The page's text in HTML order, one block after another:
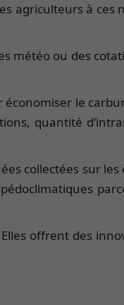
agriculteurs à ces
météo ou des
économiser le
quantité
collectées sur les
offrent des